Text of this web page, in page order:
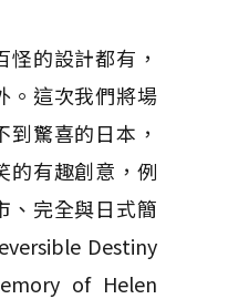
的設計都有，
。這次我們將場
驚喜的日本，
的有趣創意，例
、完全與日式簡
Destiny
of Helen